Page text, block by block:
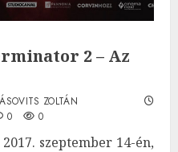
2 – Az
ZOLTÁN
0 0
szeptember 14-én,